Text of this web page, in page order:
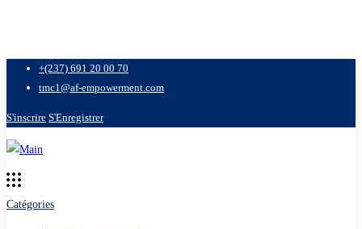
+(237) 691 20 00 70
tmc1@af-empowerment.com
S'inscrire S'Enregistrer
Catégories